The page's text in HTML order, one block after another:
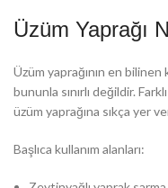
Üzüm Yaprağı
Üzüm yaprağının en bilinen
bununla sınırlı değildir.
üzüm yaprağına sıkça yer
Başlıca kullanım alanları: